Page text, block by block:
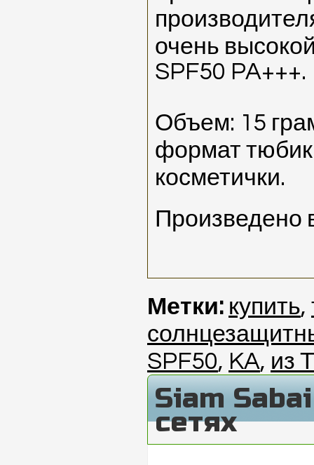
очень
SPF50 PA+++.
Объем: 15
формат
косметички.
Произведено
Метки: купить,
SPF50, KA, из
Siam
сетях